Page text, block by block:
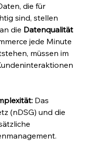
die für
sind, stellen
die Datenqualität
jede Minute
müssen im
Das
(nDSG) und die